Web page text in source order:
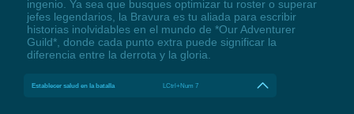
ingenio. Ya sea que busques optimizar tu roster o superar
jefes legendarios, la Bravura es tu aliada para escribir
historias inolvidables en el mundo de *Our Adventurer
Guild*, donde cada punto extra puede significar la
diferencia entre la derrota y la gloria.
Establecer salud en la batalla LCtrl+Num 7